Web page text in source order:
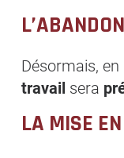
Désormais,
travail sera
LA MISE